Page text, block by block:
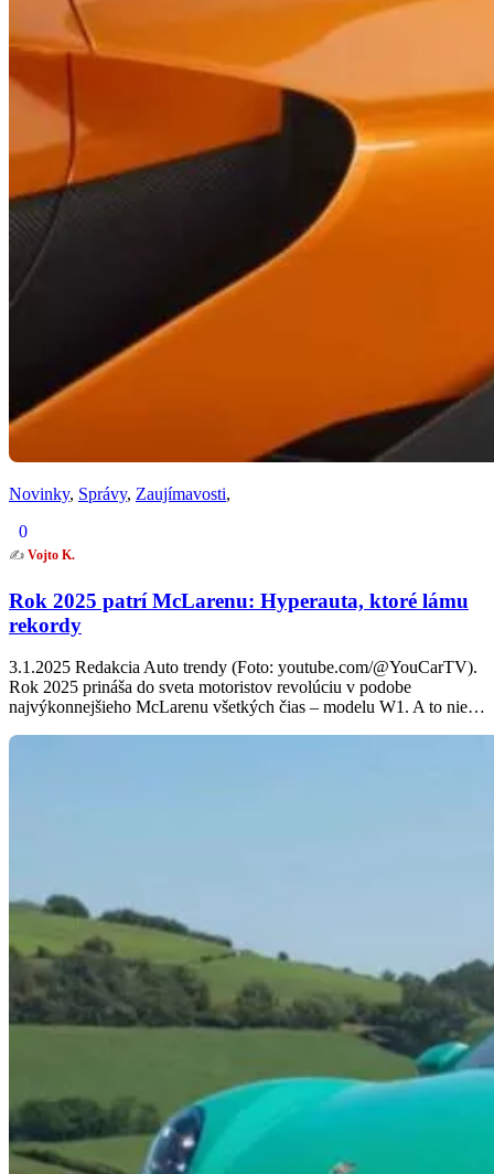
Novinky, Správy, Zaujímavosti,
0
✍️ Vojto K.
Rok 2025 patrí McLarenu: Hyperauta, ktoré lámu
rekordy
3.1.2025 Redakcia Auto trendy (Foto: youtube.com/@YouCarTV).
Rok 2025 prináša do sveta motoristov revolúciu v podobe
najvýkonnejšieho McLarenu všetkých čias – modelu W1. A to nie…